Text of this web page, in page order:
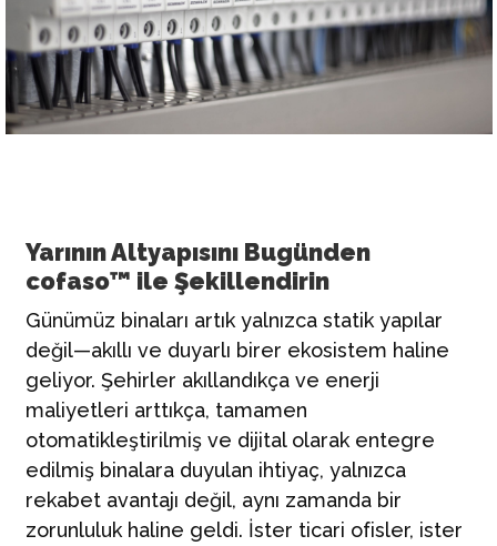
Yarının Altyapısını Bugünden
cofaso™ ile Şekillendirin
Günümüz binaları artık yalnızca statik yapılar
değil—akıllı ve duyarlı birer ekosistem haline
geliyor. Şehirler akıllandıkça ve enerji
maliyetleri arttıkça, tamamen
otomatikleştirilmiş ve dijital olarak entegre
edilmiş binalara duyulan ihtiyaç, yalnızca
rekabet avantajı değil, aynı zamanda bir
zorunluluk haline geldi. İster ticari ofisler, ister